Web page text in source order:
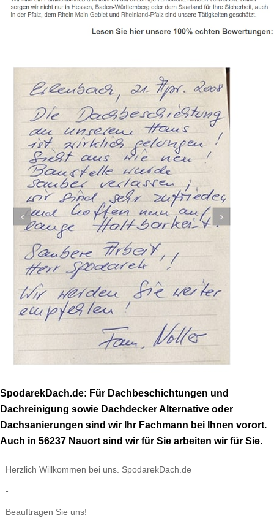
SpodarekDach.de: Für Dachbeschichtungen und
Dachreinigung sowie Dachdecker Alternative oder
Dachsanierungen sind wir Ihr Fachmann bei Ihnen vorort.
Auch in 56237 Nauort sind wir für Sie arbeiten wir für Sie.
Herzlich Willkommen bei uns. SpodarekDach.de
-
Beauftragen Sie uns!